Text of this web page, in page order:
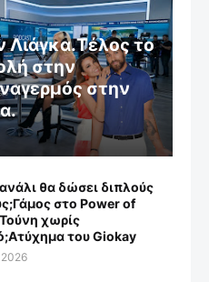
το
στην
στην
θα δώσει διπλούς
στο Power of
χωρίς
του Giokay